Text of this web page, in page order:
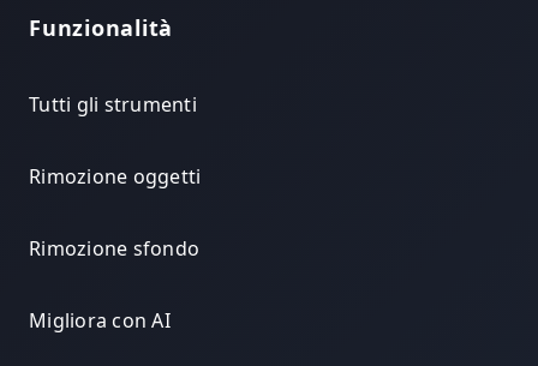
Funzionalità
Tutti gli strumenti
Rimozione oggetti
Rimozione sfondo
Migliora con AI